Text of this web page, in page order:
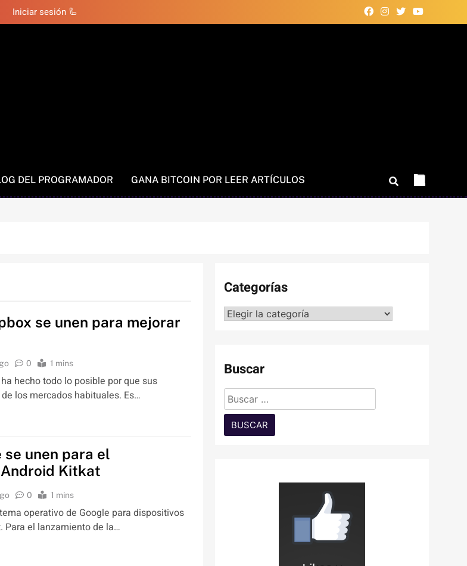
Iniciar sesión 🦾
DEL PROGRAMADOR GANA BITCOIN POR LEER ARTÍCULOS
se unen para mejorar
0 1 mins
hecho todo lo posible por que sus
los mercados habituales. Es…
unen para el
Kitkat
0 1 mins
operativo de Google para dispositivos
Para el lanzamiento de la…
Categorías
Categorías
Buscar
Buscar: